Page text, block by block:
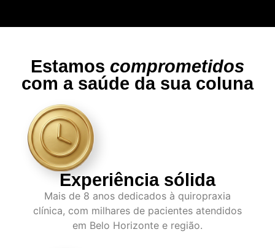
Estamos comprometidos
com a saúde da sua coluna
Experiência sólida
Mais de 8 anos dedicados à quiropraxia
clínica, com milhares de pacientes atendidos
em Belo Horizonte e região.